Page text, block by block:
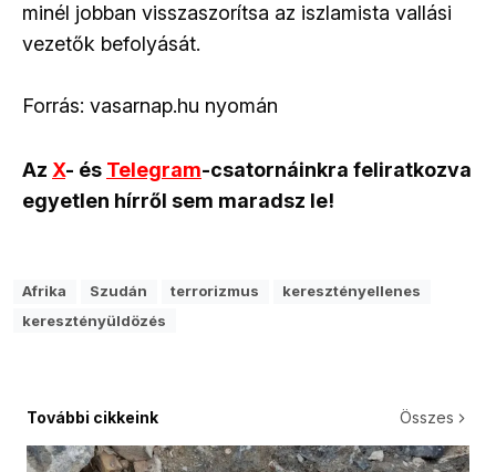
minél jobban visszaszorítsa az iszlamista vallási
vezetők befolyását.
Forrás: vasarnap.hu nyomán
Az X- és Telegram-csatornáinkra feliratkozva
egyetlen hírről sem maradsz le!
Afrika Szudán terrorizmus
keresztényellenes
keresztényüldözés
További cikkeink Összes